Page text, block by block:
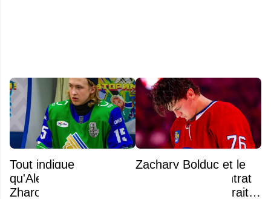
Tout indique
qu'Alexander
Zharovsky pourrait être
Zachary Bolduc et le
Canadien : un contrat
imminent qui pourrait